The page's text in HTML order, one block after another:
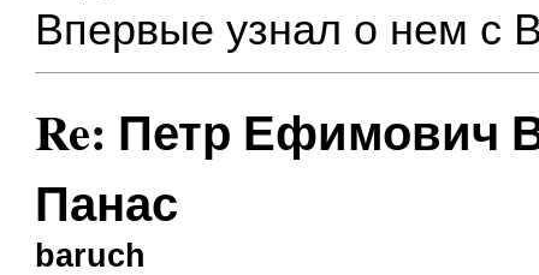
Впервые узнал о нем с
Re: Петр Ефимович
Панас
baruch